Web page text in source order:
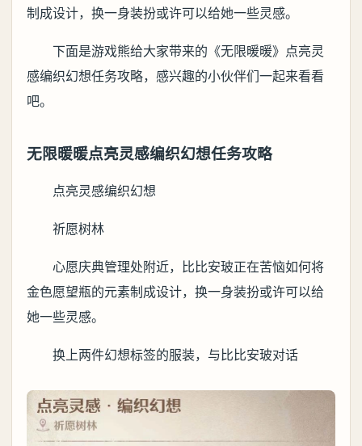
制成设计，换一身装扮或许可以给她一些灵感。
下面是游戏熊给大家带来的《无限暖暖》点亮灵
感编织幻想任务攻略，感兴趣的小伙伴们一起来看看
吧。
无限暖暖点亮灵感编织幻想任务攻略
点亮灵感编织幻想
祈愿树林
心愿庆典管理处附近，比比安玻正在苦恼如何将
金色愿望瓶的元素制成设计，换一身装扮或许可以给
她一些灵感。
换上两件幻想标签的服装，与比比安玻对话